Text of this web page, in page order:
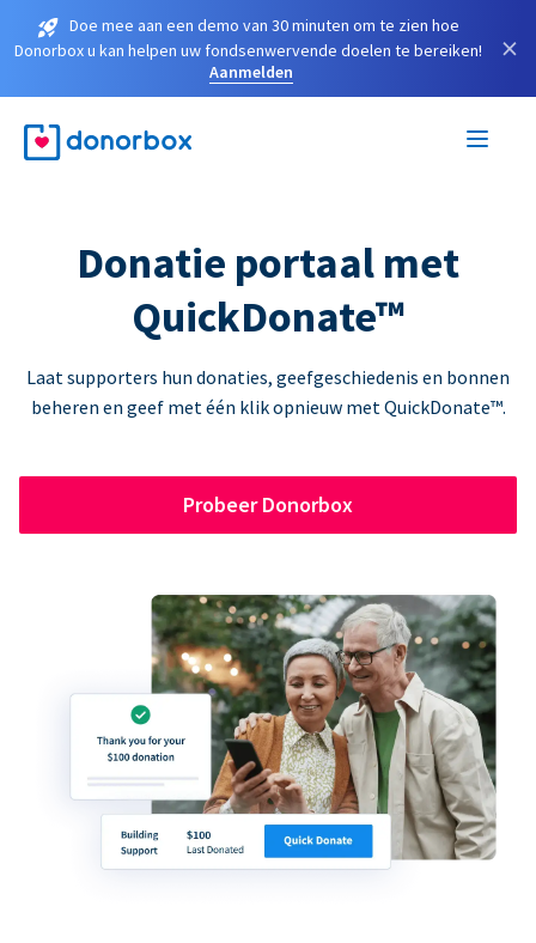
Doe mee aan een demo van 30 minuten om te zien hoe
Donorbox u kan helpen uw fondsenwervende doelen te bereiken!
Aanmelden
×
Donatie portaal met
QuickDonate™
Laat supporters hun donaties, geefgeschiedenis en bonnen
beheren en geef met één klik opnieuw met QuickDonate™.
Probeer Donorbox